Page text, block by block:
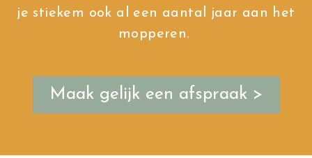
je stiekem ook al een aantal jaar aan het
mopperen.
Maak gelijk een afspraak >